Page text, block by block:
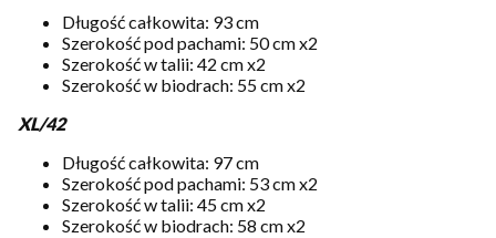
Długość całkowita: 93 cm
Szerokość pod pachami: 50 cm x2
Szerokość w talii: 42 cm x2
Szerokość w biodrach: 55 cm x2
XL/42
Długość całkowita: 97 cm
Szerokość pod pachami: 53 cm x2
Szerokość w talii: 45 cm x2
Szerokość w biodrach: 58 cm x2